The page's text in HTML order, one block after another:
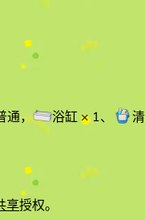
通， 浴缸× 1、
享授权。